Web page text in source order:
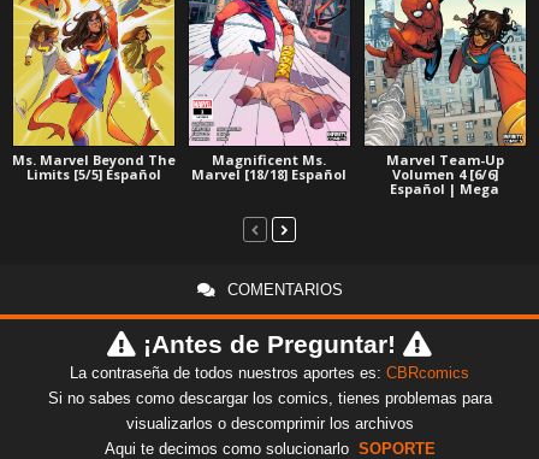
Ms. Marvel Beyond The
Limits [5/5] Español
Magnificent Ms.
Marvel [18/18] Español
Marvel Team-Up
Volumen 4 [6/6]
Español | Mega
COMENTARIOS
¡Antes de Preguntar!
La contraseña de todos nuestros aportes es: CBRcomics
Si no sabes como descargar los comics, tienes problemas para
visualizarlos o descomprimir los archivos
Aqui te decimos como solucionarlo SOPORTE